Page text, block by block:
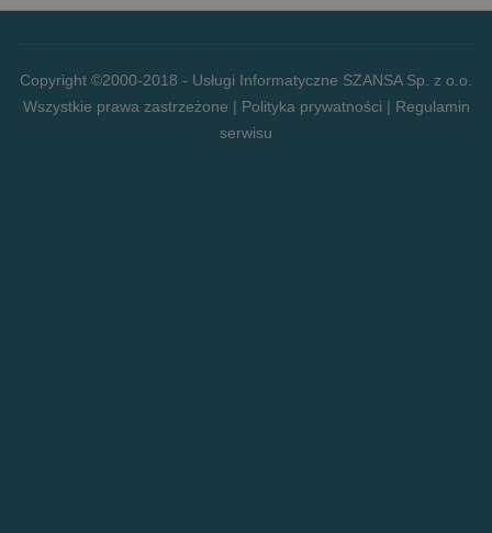
Copyright ©2000-2018 - Usługi Informatyczne SZANSA Sp. z o.o.
Wszystkie prawa zastrzeżone | Polityka prywatności | Regulamin
serwisu